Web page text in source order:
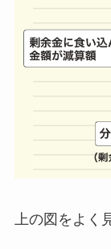
上の図をよく